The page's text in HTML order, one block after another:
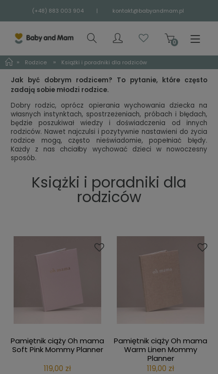
(+48) 883 003 904 | kontakt@babyandmam.pl
» Rodzice » Książki i poradniki dla rodziców
Jak być dobrym rodzicem? To pytanie, które często
zadają sobie młodzi rodzice.
Dobry rodzic, oprócz opierania wychowania dziecka na
własnych instynktach, spostrzeżeniach, próbach i błędach,
będzie poszukiwał wiedzy i doświadczenia od innych
rodziców. Nawet najczulsi i pozytywnie nastawieni do życia
rodzice mogą, często nieświadomie, popełniać błędy.
Każdy z nas chciałby wychować dzieci w nowoczesny
sposób.
Książki i poradniki dla
rodziców
Pamiętnik ciąży Oh mama
Soft Pink Mommy Planner
119,00 zł
Pamiętnik ciąży Oh mama
Warm Linen Mommy
Planner
119,00 zł